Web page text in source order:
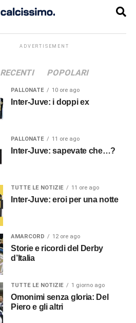
ADVERTISEMENT
RECENTI POPOLARI
PALLONATE 10 ore ago
Inter-Juve: i doppi ex
PALLONATE 11 ore ago
Inter-Juve: sapevate che…?
TUTTE LE NOTIZIE 11 ore ago
Inter-Juve: eroi per una notte
AMARCORD 12 ore ago
Storie e ricordi del Derby
d’Italia
TUTTE LE NOTIZIE 1 giorno ago
Omonimi senza gloria: Del
Piero e gli altri